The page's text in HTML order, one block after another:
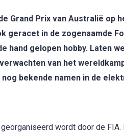
Grand Prix van Australië op
geracet in de zogenaamde
hand gelopen hobby. Laten
van het
bekende namen in de
wordt door de